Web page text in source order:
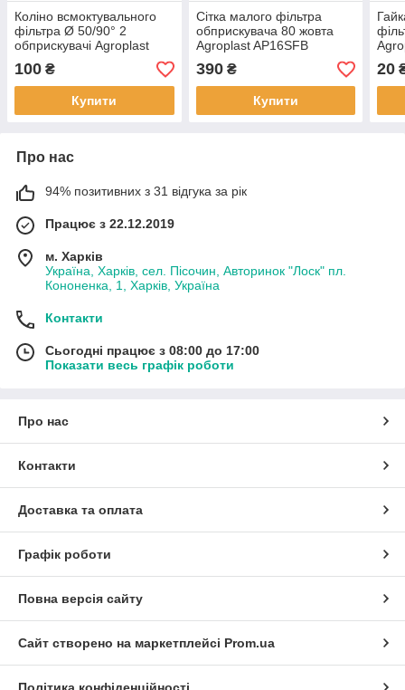
Коліно всмоктувального
фільтра Ø 50/90° 2
обприскувачі Agroplast
100 ₴
Купити
Сітка малого фільтра
обприскувача 80 жовта
Agroplast AP16SFB
390₴
Купити
20
Про нас
94% позитивних з 31 відгука за рік
Працює з 22.12.2019
м. Харків
Україна, Харків, сел. Пісочин, Авторинок "Лоск" пл.
Кононенка, 1, Харків, Україна
Контакти
Сьогодні працює з 08:00 до 17:00
Показати весь графік роботи
Про нас
Контакти
Доставка та оплата
Графік роботи
Повна версія сайту
Сайт створено на маркетплейсі Prom.ua